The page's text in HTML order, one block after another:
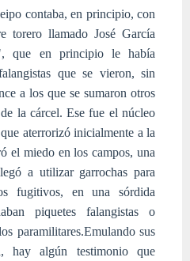
contaba, en principio, con
torero llamado José García
que en principio le había
que se vieron, sin
a los que se sumaron otros
la cárcel. Ese fue el núcleo
aterrorizó inicialmente a la
el miedo en los campos, una
a utilizar garrochas para
fugitivos, en una sórdida
piquetes falangistas o
paramilitares.Emulando sus
hay algún testimonio que